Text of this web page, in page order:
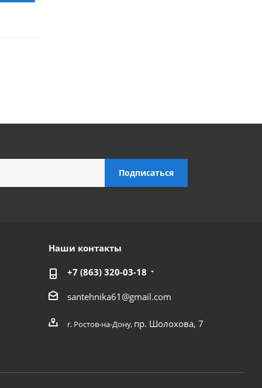
Наши контакты
+7 (863) 320-03-18
santehnika61@gmail.com
г. Ростов-на-Дону, пр. Шолохова, 7